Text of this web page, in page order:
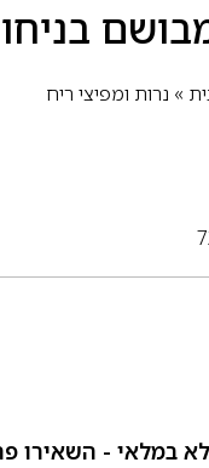
בניחוח
» נרות ומפיצי ריח
במלאי - השאירו